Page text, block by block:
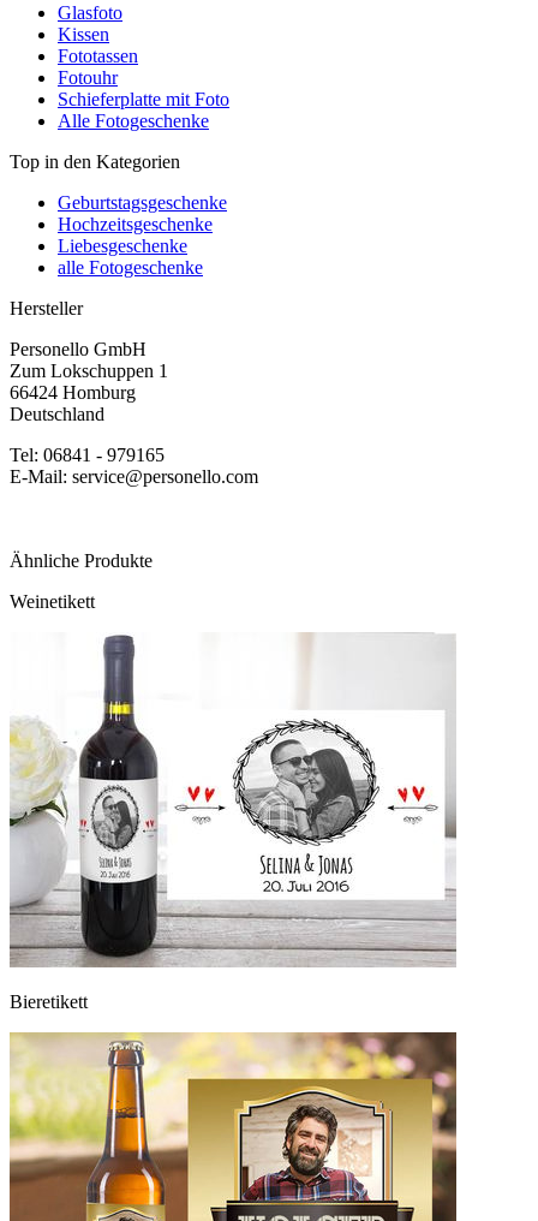
Glasfoto
Kissen
Fototassen
Fotouhr
Schieferplatte mit Foto
Alle Fotogeschenke
Top in den Kategorien
Geburtstagsgeschenke
Hochzeitsgeschenke
Liebesgeschenke
alle Fotogeschenke
Hersteller
Personello GmbH
Zum Lokschuppen 1
66424 Homburg
Deutschland
Tel: 06841 - 979165
E-Mail: service@personello.com
Ähnliche Produkte
Weinetikett
Bieretikett